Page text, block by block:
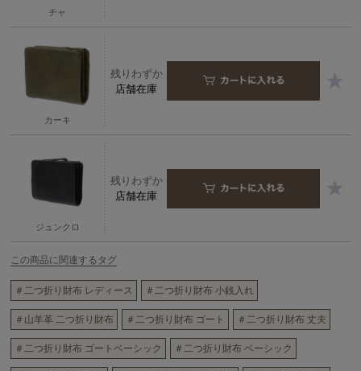
チャ
カーキ
残りわずか
店舗在庫
ジュンクロ
残りわずか
店舗在庫
この商品に関連するタグ
＃二つ折り財布 レディース ＃二つ折り財布 小銭入れ
＃山羊革 二つ折り財布 ＃二つ折り財布 ゴート ＃二つ折り財布 丈夫
＃二つ折り財布 ゴートベーシック ＃二つ折り財布 ベーシック